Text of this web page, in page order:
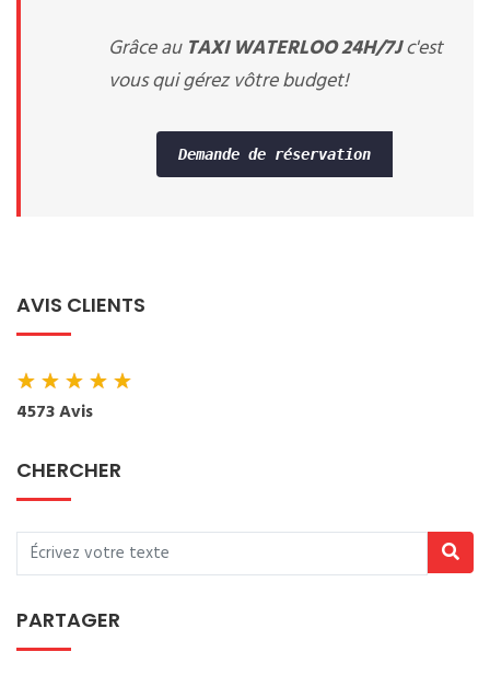
Grâce au TAXI WATERLOO 24H/7Jc'est
vous qui gérez vôtre budget!
Demande de réservation
AVIS CLIENTS
★★★★★
4573 Avis
CHERCHER
PARTAGER